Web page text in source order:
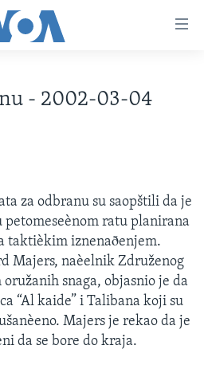
- 2002-03-04
za odbranu su saopštili da je
petomeseènom ratu planirana
taktièkim iznenaðenjem.
Majers, naèelnik Združenog
snaga, objasnio je da
“Al kaide” i Talibana koji su
Majers je rekao da je
da se bore do kraja.